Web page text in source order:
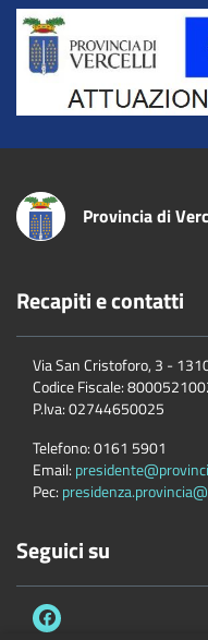
Title
Provincia di
Recapiti e contatti
Via San Cristoforo, 3 -
Codice Fiscale:
P.Iva:02744650025
Telefono:0161 5901
Email:
Pec:
Seguici su